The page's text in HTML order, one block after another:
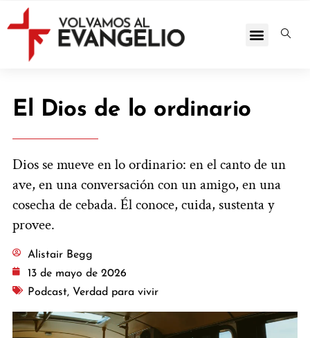
El Dios de lo ordinario
Dios se mueve en lo ordinario: en el canto de un
ave, en una conversación con un amigo, en una
cosecha de cebada. Él conoce, cuida, sustenta y
provee.
Alistair Begg
13 de mayo de 2026
Podcast, Verdad para vivir